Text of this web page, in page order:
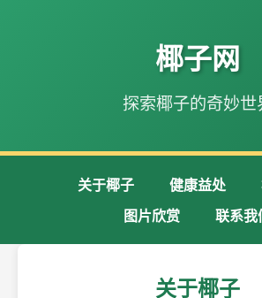
椰子网
探索椰子的奇妙世
关于椰子 健康益处
图片欣赏
联系我
关于椰子